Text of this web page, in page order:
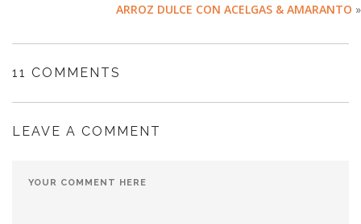
ARROZ DULCE CON ACELGAS & AMARANTO »
11 COMMENTS
LEAVE A COMMENT